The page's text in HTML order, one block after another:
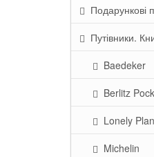
Подарункові
Путівники.
Baedeker
Berlitz
Lonely
Michelin